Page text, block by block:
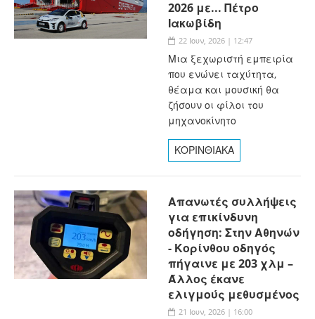
2026 με... Πέτρο
Ιακωβίδη
22 Ιουν, 2026 | 12:47
Μια ξεχωριστή εμπειρία
που ενώνει ταχύτητα,
θέαμα και μουσική θα
ζήσουν οι φίλοι του
μηχανοκίνητο
ΚΟΡΙΝΘΙΑΚΑ
Απανωτές συλλήψεις
για επικίνδυνη
οδήγηση: Στην Αθηνών
- Κορίνθου οδηγός
πήγαινε με 203 χλμ –
Άλλος έκανε
ελιγμούς μεθυσμένος
21 Ιουν, 2026 | 16:00